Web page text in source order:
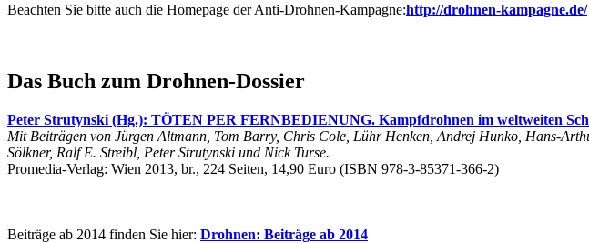
Beachten Sie bitte auch die Homepage der Anti-Drohnen-Kampagne:http://drohnen-kampagne.de/
Das Buch zum Drohnen-Dossier
Peter Strutynski (Hg.): TÖTEN PER FERNBEDIENUNG. Kampfdrohnen im weltweiten
Mit Beiträgen von Jürgen Altmann, Tom Barry, Chris Cole, Lühr Henken, Andrej Hunko, Hans-
Sölkner, Ralf E. Streibl, Peter Strutynski und Nick Turse.
Promedia-Verlag: Wien 2013, br., 224 Seiten, 14,90 Euro (ISBN 978-3-85371-366-2)
Beiträge ab 2014 finden Sie hier: Drohnen: Beiträge ab 2014